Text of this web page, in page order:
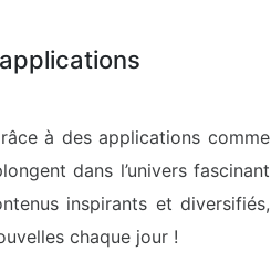
à des applications comme
dans l’univers fascinant
inspirants et diversifiés,
chaque jour !